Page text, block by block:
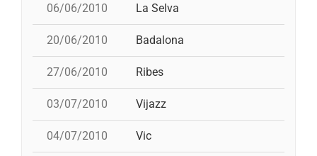
06/06/2010 La Selva
20/06/2010 Badalona
27/06/2010 Ribes
03/07/2010 Vijazz
04/07/2010 Vic